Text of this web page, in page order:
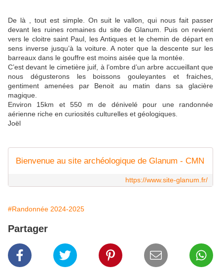
De là , tout est simple. On suit le vallon, qui nous fait passer
devant les ruines romaines du site de Glanum. Puis on revient
vers le cloitre saint Paul, les Antiques et le chemin de départ en
sens inverse jusqu’à la voiture. A noter que la descente sur les
barreaux dans le gouffre est moins aisée que la montée.
C’est devant le cimetière juif, à l’ombre d’un arbre accueillant que
nous dégusterons les boissons gouleyantes et fraiches,
gentiment amenées par Benoit au matin dans sa glacière
magique.
Environ 15km et 550 m de dénivelé pour une randonnée
aérienne riche en curiosités culturelles et géologiques.
Joël
Bienvenue au site archéologique de Glanum - CMN
https://www.site-glanum.fr/
#Randonnée 2024-2025
Partager